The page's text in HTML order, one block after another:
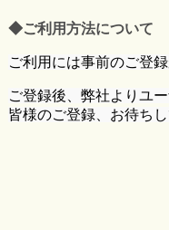
◆ご利用方法について
ご利用には事前のご登録
ご登録後、弊社よりユ
皆様のご登録、お待ちし